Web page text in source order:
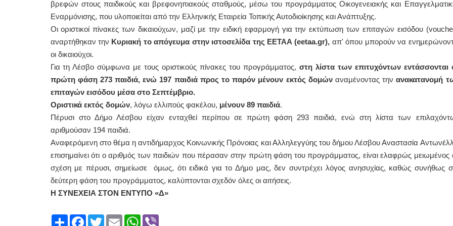
βρεφών στους παιδικούς και βρεφονηπιακούς σταθμούς, μέσω του προγράμματος Οικογενειακής και
Εναρμόνισης, που υλοποιείται από την Ελληνικής Εταιρεία Τοπικής Αυτοδιοίκησης και Ανάπτυξης.
Οι οριστικοί πίνακες των δικαιούχων, μαζί με την ειδική εφαρμογή για την εκτύπωση των επιταγών εισόδου
αναρτήθηκαν την Κυριακή το απόγευμα στην ιστοσελίδα της ΕΕΤΑΑ (eetaa.gr), απ' όπου μπορούν να
οι δικαιούχοι.
Για τη Λέσβο σύμφωνα με τους οριστικούς πίνακες του προγράμματος, στη λίστα των επιτυχόντων εντάσσονται
πρώτη φάση 273 παιδιά, ενώ 197 παιδιά προς το παρόν μένουν εκτός δομώναναμένοντας τηνανακατανομή
επιταγών εισόδου μέσα στο Σεπτέμβριο.
Οριστικά εκτός δομών, λόγω ελλιπούς φακέλου, μένουν 89 παιδιά.
Πέρυσι στο Δήμο Λέσβου είχαν ενταχθεί περίπου σε πρώτη φάση 293 παιδιά, ενώ στη λίστα των
αριθμούσαν 194 παιδιά.
Αναφερόμενη στο θέμα η αντιδήμαρχος Κοινωνικής Πρόνοιας και Αλληλεγγύης του δήμου Λέσβου Αναστασία
επισημαίνει ότι ο αριθμός των παιδιών που πέρασαν στην πρώτη φάση του προγράμματος, είναι ελαφρώς μειωμένος
σχέση με πέρυσι, σημείωσε όμως, ότι ειδικά για το Δήμο μας, δεν συντρέχει λόγος ανησυχίας, καθώς συνήθως
δεύτερη φάση του προγράμματος, καλύπτονται σχεδόν όλες οι αιτήσεις.
Η ΣΥΝΕΧΕΙΑ ΣΤΟΝ ΕΝΤΥΠΟ «Δ»
ShareFacebook
TwitterEmailWhatsApp
Viber
ΙΩΑΝΝΗΣ Α. ΜΑΛΛΙΑΣ
ΧΕΙΡΟΥΡΓΟΣ
ΟΦΘΑΛΜΙΑΤΡΟΣ
Καλλιπόλεως 3,Νέα Σμύρνη,
Καβέτσου 10, Μυτιλήνη, τηλ:
Διδ.Παν.Αθηνών
Διπλωματούχος Ευρ.Ακαδημίας
Πάρνηθας 95-97 Αχαρναί
2102467085 & 6938502258
email- elenboumpa@gmail.com